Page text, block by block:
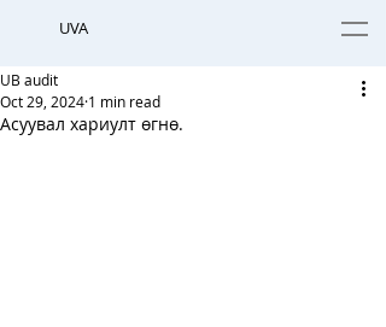
UVA
Асуувал хариулт өгнө.
UB audit
Oct 29, 2024 1 min read